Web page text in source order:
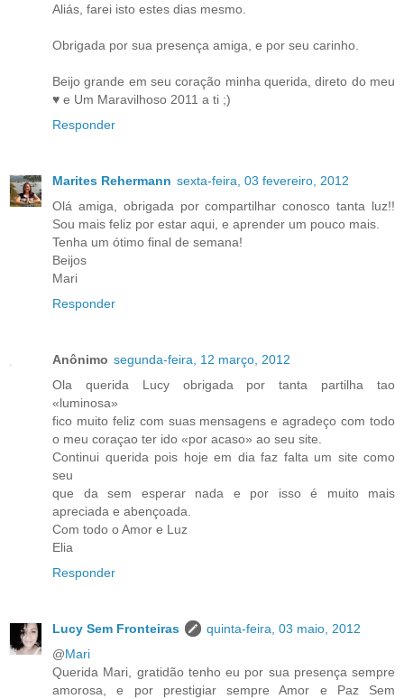
Aliás, farei isto estes dias mesmo.
Obrigada por sua presença amiga, e por seu carinho.
Beijo grande em seu coração minha querida, direto do meu
♥ e Um Maravilhoso 2011 a ti ;)
Responder
Marites Rehermann sexta-feira, 03 fevereiro, 2012
Olá amiga, obrigada por compartilhar conosco tanta luz!!
Sou mais feliz por estar aqui, e aprender um pouco mais.
Tenha um ótimo final de semana!
Beijos
Mari
Responder
Anônimo segunda-feira, 12 março, 2012
Ola querida Lucy obrigada por tanta partilha tao
«luminosa»
fico muito feliz com suas mensagens e agradeço com todo
o meu coraçao ter ido «por acaso» ao seu site.
Continui querida pois hoje em dia faz falta um site como
seu
que da sem esperar nada e por isso é muito mais
apreciada e abençoada.
Com todo o Amor e Luz
Elia
Responder
Lucy Sem Fronteiras
quinta-feira, 03 maio, 2012
@Mari
Querida Mari, gratidão tenho eu por sua presença sempre
amorosa, e por prestigiar sempre Amor e Paz Sem